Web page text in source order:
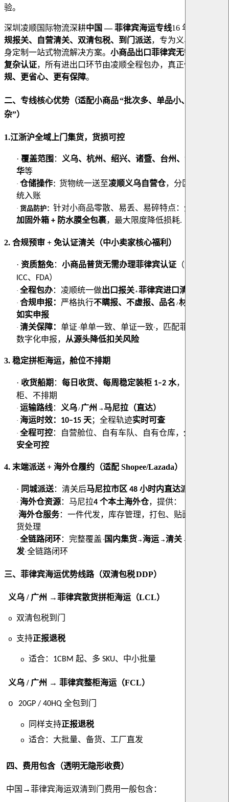
验。
深圳凌顺国际物流深耕中国 — 菲律宾海运专线16 年，主打
规报关、自营清关、双清包税、到门派送，专为义乌小商品量
身定制一站式物流解决方案。 小商品出口菲律宾无需卖家办理
复杂认证，所有进出口环节由凌顺全程包办，真正做到：
规、更省心、更有保障。
二、 专线核心优势（适配小商品“批次多、单品小、品类
杂”）
1.江浙沪全域上门集货，货损可控
· 覆盖范围 ：
义乌、杭州、绍兴、诸暨、台州、温州、金
华等
· 仓储操作： 货物统一送至凌顺义乌自营仓，分区存放、系
统入账
· 货品防护： 针对小商品零散、易丢、易碎特点： 分类打包
加固外箱 + 防水膜全包裹，最大限度降低损耗.
2. 合规预审 + 免认证清关（中小卖家核心福利）
· 资质豁免： 小商品普货无需办理菲律宾认证 （如
ICC、 FDA）
· 全程包办： 凌顺统一做出口报关 + 菲律宾进口清关
· 合规申报： 严格执行不瞒报、不虚报、品名 /材质
如实申报
· 清关保障： 单证 “单单一致、单证一致” ，匹配菲律宾海关
数字化申报， 从源头降低扣关风险
3. 稳定拼柜海运，舱位不排期
· 收货船期 ： 每日收货、每周稳定装柜 1–2 水，旺季不甩
柜、不排期
· 运输路线： 义乌 / 广州 → 马尼拉（直达）
· 海运时效： 10–15 天；全程轨迹实时可查
· 全程可控： 自营舱位、自有车队、自有仓库， 全程可控、
安全可控
4. 末端派送 + 海外仓履约（适配 Shopee/Lazada）
· 同城派送： 清关后马尼拉市区 48 小时内直达派送上门
· 海外仓资源： 马尼拉4 个本土海外仓，提供：
·海外仓服务： 一件代发，库存管理，打包、贴面单、退换
货处理
· 全链路闭环： 完整覆盖 “ 国内集货 → 海运 → 清关 →
发” 全链路闭环
三、 菲律宾海运优势线路（双清包税DDP）
义乌 / 广州 →菲律宾散货拼柜海运（LCL）
o 双清包税到门
o 支持正报退税
o 适合： 1CBM 起、多 SKU、中小批量
义乌 / 广州 → 菲律宾整柜海运（FCL）
o 20GP / 40HQ 全包到门
o 同样支持正报退税
o 适合：大批量、备货、工厂直发
四、费用包含（透明无隐形收费）
中国→菲律宾海运双清到门费用一般包含：